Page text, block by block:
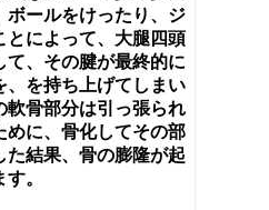
ボールをけったり、ジ
とによって、大腿四頭
て、その腱が最終的に
、を持ち上げてしまい
軟骨部分は引っ張られ
めに、骨化してその部
た結果、骨の膨隆が起
。